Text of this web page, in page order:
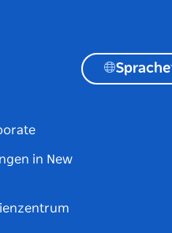
in New
Sprache